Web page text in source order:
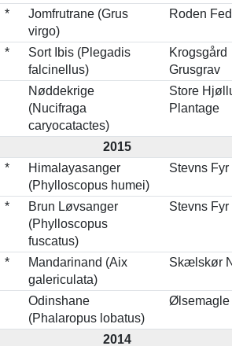
*
Jomfrutrane (Grus
virgo)
Roden Fed
*
Sort Ibis (Plegadis
falcinellus)
Krogsgård
Grusgrav
Nøddekrige
(Nucifraga
caryocatactes)
Store
Plantage
2015
*
Himalayasanger
(Phylloscopus humei)
Stevns Fyr
*
Brun Løvsanger
(Phylloscopus
fuscatus)
Stevns Fyr
*
Mandarinand (Aix
galericulata)
Skælskør
Odinshane
(Phalaropus lobatus)
Ølsemagle
2014